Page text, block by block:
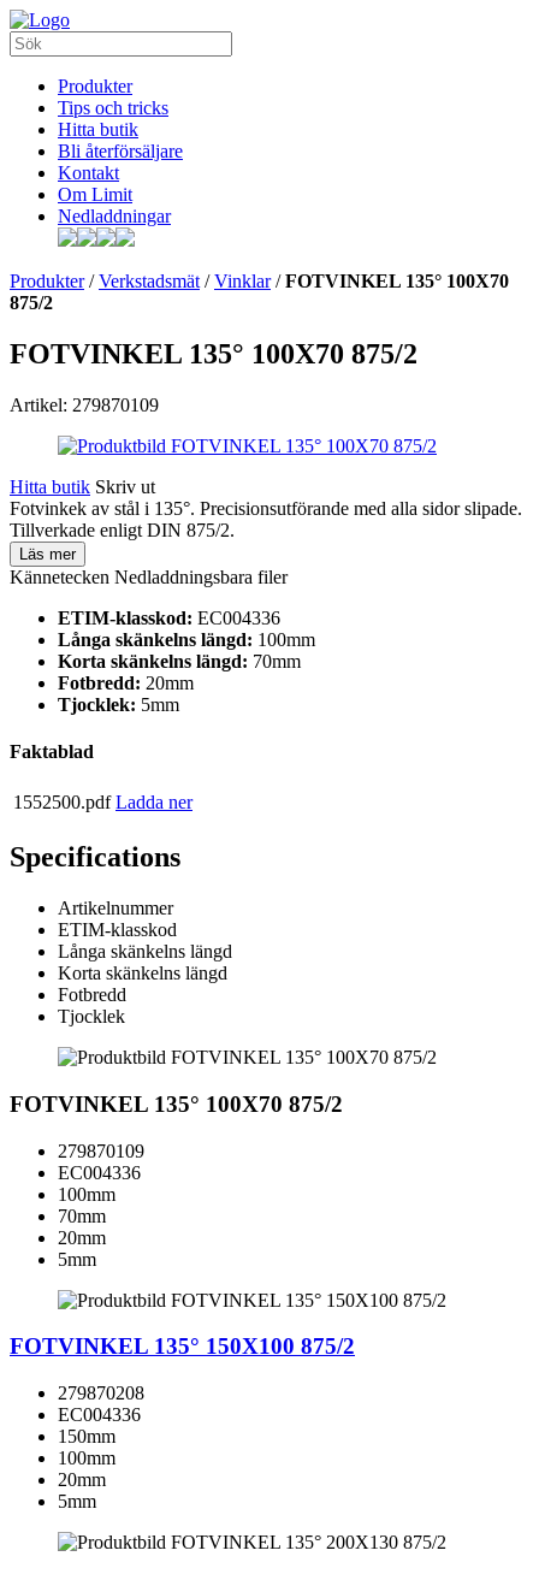
Produkter
Tips och tricks
Hitta butik
Bli återförsäljare
Kontakt
Om Limit
Nedladdningar
Produkter/Verkstadsmät /Vinklar/FOTVINKEL 135° 100X70
875/2
FOTVINKEL 135° 100X70 875/2
Artikel: 279870109
Hitta butik Skriv ut
Fotvinkek av stål i 135°. Precisionsutförande med alla sidor slipade.
Tillverkade enligt DIN 875/2.
Läs mer
Kännetecken Nedladdningsbara filer
ETIM-klasskod: EC004336
Långa skänkelns längd: 100mm
Korta skänkelns längd: 70mm
Fotbredd: 20mm
Tjocklek: 5mm
Faktablad
1552500.pdf Ladda ner
Specifications
Artikelnummer
ETIM-klasskod
Långa skänkelns längd
Korta skänkelns längd
Fotbredd
Tjocklek
FOTVINKEL 135° 100X70 875/2
279870109
EC004336
100mm
70mm
20mm
5mm
FOTVINKEL 135° 150X100 875/2
279870208
EC004336
150mm
100mm
20mm
5mm